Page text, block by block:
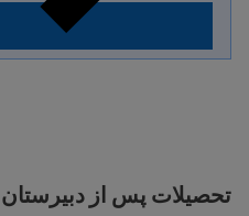
تحصیلات پس از دبیرستان